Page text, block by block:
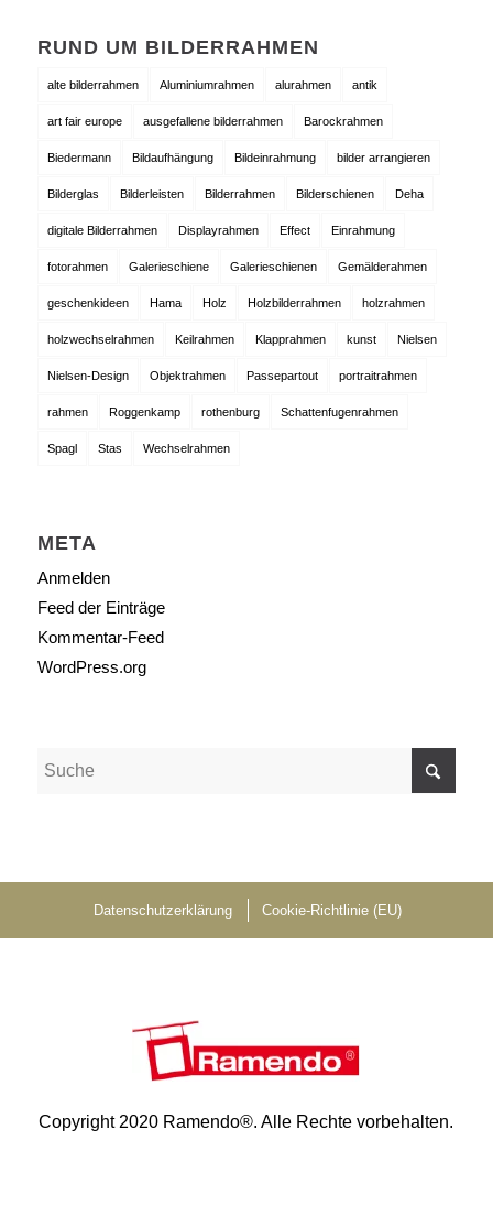
RUND UM BILDERRAHMEN
alte bilderrahmen Aluminiumrahmen alurahmen antik
art fair europe ausgefallene bilderrahmen Barockrahmen
Biedermann Bildaufhängung Bildeinrahmung bilder arrangieren
Bilderglas Bilderleisten Bilderrahmen Bilderschienen Deha
digitale Bilderrahmen Displayrahmen Effect Einrahmung
fotorahmen Galerieschiene Galerieschienen Gemälderahmen
geschenkideen Hama Holz Holzbilderrahmen holzrahmen
holzwechselrahmen Keilrahmen Klapprahmen kunst Nielsen
Nielsen-Design Objektrahmen Passepartout portraitrahmen
rahmen Roggenkamp rothenburg Schattenfugenrahmen
Spagl Stas Wechselrahmen
META
Anmelden
Feed der Einträge
Kommentar-Feed
WordPress.org
Datenschutzerklärung Cookie-Richtlinie (EU)
Copyright 2020 Ramendo®. Alle Rechte vorbehalten.